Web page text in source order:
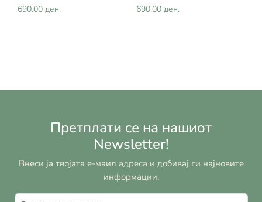
690.00 ден. 690.00 ден.
Претплати се на нашиот
Newsletter!
Внеси ја твојата е-маил адреса и добивај ги најновите
информации.